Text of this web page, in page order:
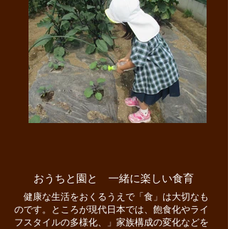
おうちと園と 一緒に楽しい食育
健康な生活をおくるうえで「食」は大切なも
のです。ところが現代日本では、飽食化やライ
フスタイルの多様化、」家族構成の変化などを